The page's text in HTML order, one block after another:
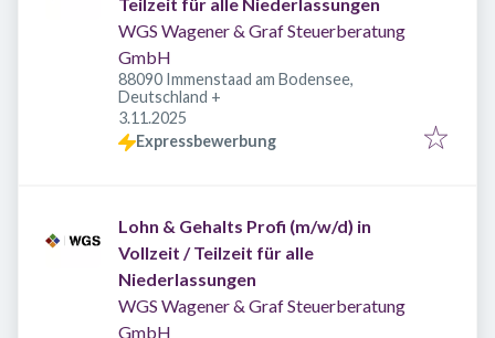
WGS Wagener & Graf Steuerberatung
GmbH
88090 Immenstaad am Bodensee,
Deutschland +
Veröffentlicht
3.11.2025
Expressbewerbung
Lohn & Gehalts Profi (m/w/d) in
Vollzeit / Teilzeit für alle
Niederlassungen
WGS Wagener & Graf Steuerberatung
GmbH